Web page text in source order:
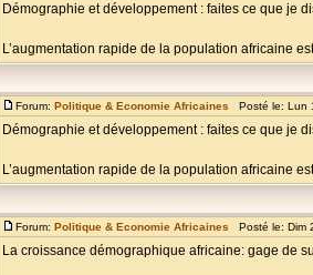
Démographie et développement : faites ce que je
L’augmentation rapide de la population africaine
Forum: Politique & Economie Africaines Posté le: Lun
Démographie et développement : faites ce que je
L’augmentation rapide de la population africaine
Forum: Politique & Economie Africaines Posté le: Dim
La croissance démographique africaine: gage de